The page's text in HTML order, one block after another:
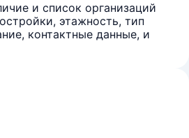
и список организаций
этажность, тип
контактные данные, и